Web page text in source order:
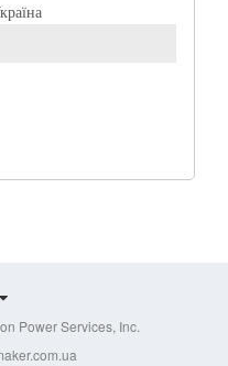
Power Services, Inc.